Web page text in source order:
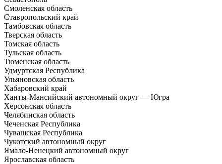
Смоленская область
Ставропольский край
Тамбовская область
Тверская область
Томская область
Тульская область
Тюменская область
Удмуртская Республика
Ульяновская область
Хабаровский край
Ханты-Мансийский автономный округ — Югра
Херсонская область
Челябинская область
Чеченская Республика
Чувашская Республика
Чукотский автономный округ
Ямало-Ненецкий автономный округ
Ярославская область